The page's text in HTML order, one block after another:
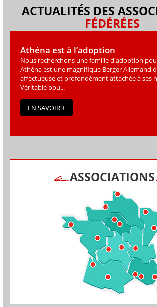
ACTUALITÉS DES
FÉDÉRÉES
Athéna est à l’adoption
Nous recherchons une famille d'adoption
Athéna est une magniﬁque Berger Allemand
affectueuse et profondément attachée à ses
Véritable bou...
EN SAVOIR +
ASSOCIATIONS